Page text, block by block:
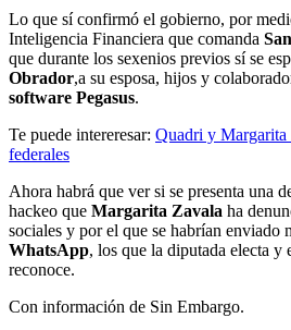
Lo que sí confirmó el gobierno, por
Inteligencia Financiera que comanda
que durante los sexenios previos sí se
Obrador,a su esposa, hijos y
software Pegasus.
Te puede intereresar: Quadri y Margarita
federales
Ahora habrá que ver si se presenta una
hackeo que Margarita Zavala ha
sociales y por el que se habrían enviado
WhatsApp, los que la diputada electa y
reconoce.
Con información de Sin Embargo.